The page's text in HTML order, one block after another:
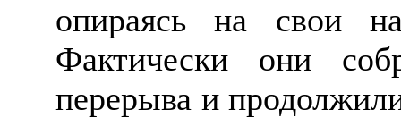
опираясь на свои
Фактически они
перерыва и